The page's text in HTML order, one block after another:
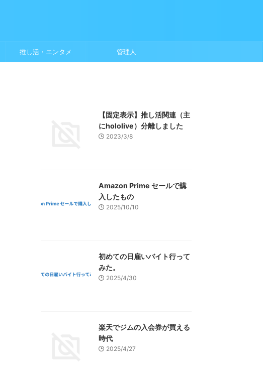
推し活・エンタメ 管理人
【固定表示】推し活関連（主
にhololive）分離しました
2023/3/8
Amazon Prime セールで購
入したもの
2025/10/10
初めての日雇いバイト行って
みた。
2025/4/30
楽天でジムの入会券が買える
時代
2025/4/27